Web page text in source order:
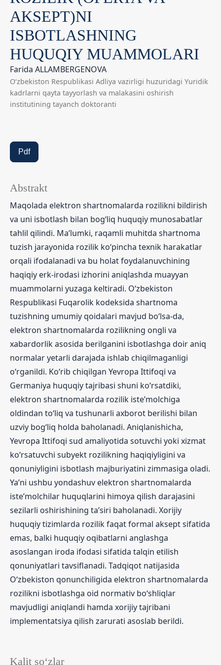
AKSEPT)NI
ISBOTLASHNING
HUQUQIY MUAMMOLARI
Farida ALLAMBERGENOVA
O‘zbekiston Respublikasi Adliya vazirligi huzuridagi Yuridik
kadrlarni qayta tayyorlash va malakasini oshirish
institutining tayanch doktoranti
Pdf
Kalit so‘zlar
Abstrakt
Maqolada elektron shartnomalarda rozilikni bildirish
va uni isbotlash bilan bog‘liq huquqiy munosabatlar
tahlil qilindi. Ma’lumki, raqamli muhitda shartnoma
tuzish jarayonida rozilik ko‘pincha texnik harakatlar
orqali ifodalanadi va bu holat foydalanuvchining
haqiqiy erk-irodasi izhorini aniqlashda muayyan
muammolarni yuzaga keltiradi. O‘zbekiston
Respublikasi Fuqarolik kodeksida shartnoma
tuzishning umumiy qoidalari mavjud bo‘lsa-da,
elektron shartnomalarda rozilikning ongli va
xabardorlik asosida berilganini isbotlashga doir aniq
normalar yetarli darajada ishlab chiqilmaganligi
o‘rganildi. Ko‘rib chiqilgan Yevropa Ittifoqi va
Germaniya huquqiy tajribasi shuni ko‘rsatdiki,
elektron shartnomalarda rozilik iste’molchiga
oldindan to‘liq va tushunarli axborot berilishi bilan
uzviy bog‘liq holda baholanadi. Aniqlanishicha,
Yevropa Ittifoqi sud amaliyotida sotuvchi yoki xizmat
ko‘rsatuvchi subyekt rozilikning haqiqiyligini va
qonuniyligini isbotlash majburiyatini zimmasiga oladi.
Ya’ni ushbu yondashuv elektron shartnomalarda
iste’molchilar huquqlarini himoya qilish darajasini
sezilarli oshirishining ta’siri baholanadi. Xorijiy
huquqiy tizimlarda rozilik faqat formal aksept sifatida
emas, balki huquqiy oqibatlarni anglashga
asoslangan iroda ifodasi sifatida talqin etilish
qonuniyatlari tavsiflanadi. Tadqiqot natijasida
O‘zbekiston qonunchiligida elektron shartnomalarda
rozilikni isbotlashga oid normativ bo‘shliqlar
mavjudligi aniqlandi hamda xorijiy tajribani
implementatsiya qilish zarurati asoslab berildi.